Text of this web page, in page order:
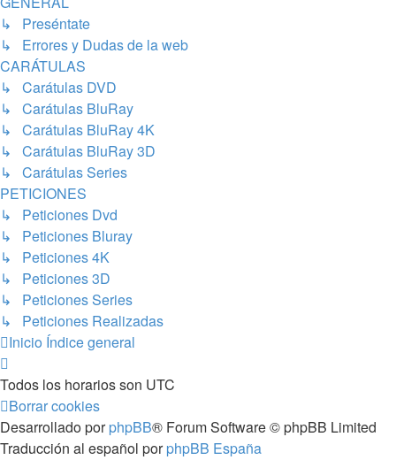
↳ Preséntate
↳ Errores y Dudas de la web
CARÁTULAS
↳ Carátulas DVD
↳ Carátulas BluRay
↳ Carátulas BluRay 4K
↳ Carátulas BluRay 3D
↳ Carátulas Series
PETICIONES
↳ Peticiones Dvd
↳ Peticiones Bluray
↳ Peticiones 4K
↳ Peticiones 3D
↳ Peticiones Series
↳ Peticiones Realizadas
Inicio Índice general
Todos los horarios son UTC
Borrar cookies
Desarrollado porphpBB® Forum Software © phpBB Limited
Traducción al español porphpBB España